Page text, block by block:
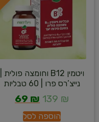
ויטמין B12 וחומצה פולית |
נייצ’רס פרו | 60 טבליות
139 ₪
69 ₪
הוספה לסל